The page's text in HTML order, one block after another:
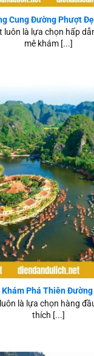
Cung Đường Phượt
luôn là lựa chọn hấp
mê khám [...]
Thiên Đường Du
Khám Phá Thiên
là lựa chọn hàng
thích [...]